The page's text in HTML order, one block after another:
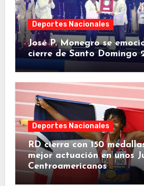
Deportes Nacionales
José P. Monegro se
cierre de Santo Domingo
Deportes Nacionales
RD cierra con 150
mejor actuación en unos
Centroamericanos